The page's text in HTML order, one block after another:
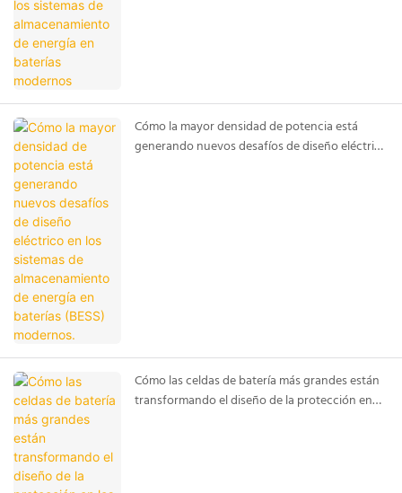
Cómo la mayor densidad de potencia está
generando nuevos desafíos de diseño eléctrico
Cómo las celdas de batería más grandes están
transformando el diseño de la protección en